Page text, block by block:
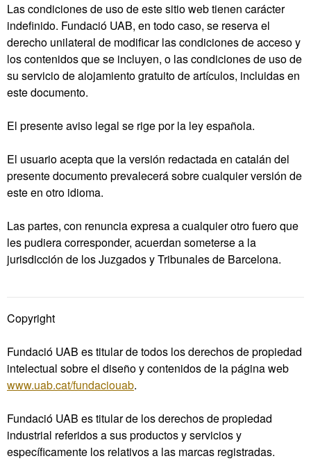
Las condiciones de uso de este sitio web tienen carácter
indefinido. Fundació UAB, en todo caso, se reserva el
derecho unilateral de modificar las condiciones de acceso y
los contenidos que se incluyen, o las condiciones de uso de
su servicio de alojamiento gratuito de artículos, incluidas en
este documento.
El presente aviso legal se rige por la ley española.
El usuario acepta que la versión redactada en catalán del
presente documento prevalecerá sobre cualquier versión de
este en otro idioma.
Las partes, con renuncia expresa a cualquier otro fuero que
les pudiera corresponder, acuerdan someterse a la
jurisdicción de los Juzgados y Tribunales de Barcelona.
Copyright
Fundació UAB es titular de todos los derechos de propiedad
intelectual sobre el diseño y contenidos de la página web
www.uab.cat/fundaciouab.
Fundació UAB es titular de los derechos de propiedad
industrial referidos a sus productos y servicios y
específicamente los relativos a las marcas registradas.